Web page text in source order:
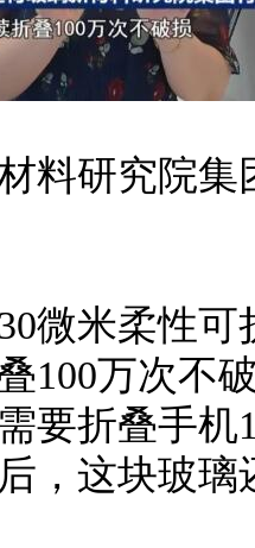
料研究院集
微米柔性可
100万次不
要折叠手机
，这块玻璃